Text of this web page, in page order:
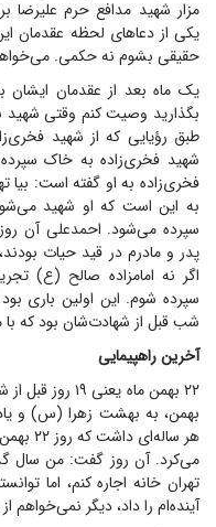
مزار شهید مدافع حرم علیرضا
یکی از دعا‌های لحظه عقدمان
حقیقی بشوم نه حکمی.
یک ماه بعد از عقدمان
بگذارید وصیت کنم وقتی
طبق رؤیایی که از شهید
شهید فخری‌زاده به خاک
فخری‌زاده به او گفته است:
به این است که او شهید
سپرده می‌شود. احمد‌علی آن
پدر و مادرم در قید حیات
اگر نه امامزاده صالح (ع)
سپرده شوم. این اولین باری
شب قبل از شهادت‌شان بود که
آخرین راهپیمایی
بهمن، به بهشت زهرا (س) و
هر
می‌کرد. آن روز گفت: من سال
تهران خانه اجاره کنم، اما
آینده‌ام را داد، دیگر